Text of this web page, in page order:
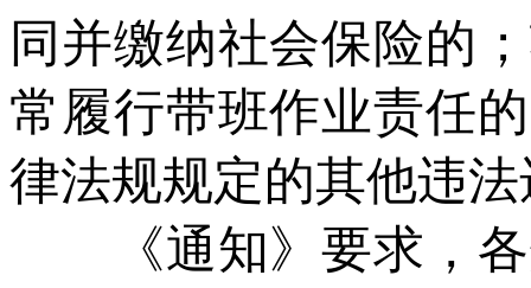
同并缴纳社会保险的
常履行带班作业责任
律法规规定的其他违
《通知》要求，各